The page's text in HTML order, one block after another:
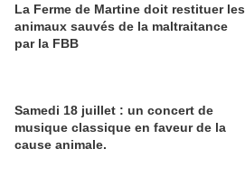
La Ferme de Martine doit restituer les
animaux sauvés de la maltraitance
par la FBB
Samedi 18 juillet : un concert de
musique classique en faveur de la
cause animale.